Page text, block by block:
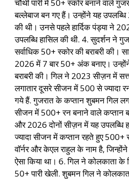
चौथी पारी में 50+ स्कोर बनाने वाले
बल्लेबाज बन गए हैं। उन्होंने यह
की थी। उनसे पहले हार्दिक पंड्या ने
उपलब्धि हासिल की थी. 4. सुदर्शन ने
सर्वाधिक 50+ स्कोर की बराबरी की।
2026 में 7 बार 50+ अंक बनाए।
बराबरी की। गिल ने 2023 सीज़न में
लगातार दूसरे सीजन में 500 से ज्यादा
गये हैं. गुजरात के कप्तान शुबमन गिल
सीजन में 500+ रन बनाने वाले कप्तान
और 2026 दोनों सीज़न में यह उपलब्धि
ज्यादा सीजन में कप्तान रहते हुए 500+
वॉर्नर और केएल राहुल के नाम है,
ऐसा किया था। 6. गिल ने कोलकाता के
50+ पारी खेली. शुबमन गिल ने